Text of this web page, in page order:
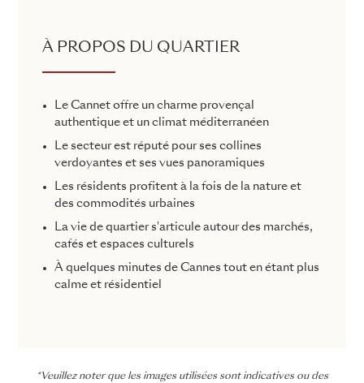
À PROPOS DU QUARTIER
Le Cannet offre un charme provençal
authentique et un climat méditerranéen
Le secteur est réputé pour ses collines
verdoyantes et ses vues panoramiques
Les résidents profitent à la fois de la nature et
des commodités urbaines
La vie de quartier s'articule autour des marchés,
cafés et espaces culturels
À quelques minutes de Cannes tout en étant plus
calme et résidentiel
*Veuillez noter que les images utilisées sont indicatives ou des